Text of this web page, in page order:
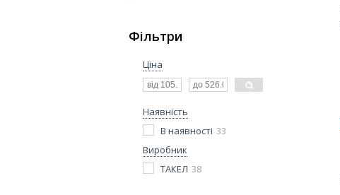
Фільтри
Ціна
Наявність
В наявності 33
Виробник
ТАКЕЛ 38